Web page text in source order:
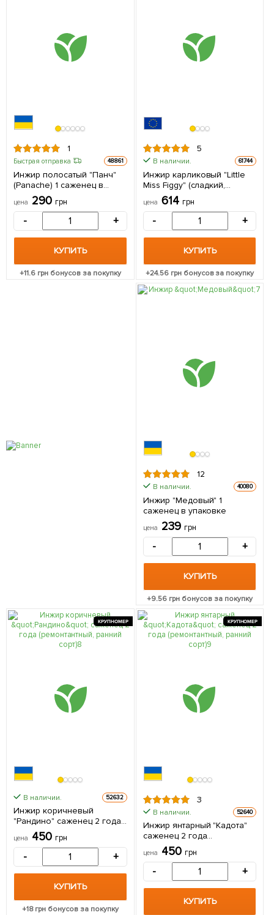
1
Быстрая отправка 48861
Инжир полосатый "Панч"
(Panache) 1 саженец в
упаковке
цена 290 грн
- +
КУПИТЬ
+11.6 грн бонусов за покупку
5
В наличии. 61744
Инжир карликовый "Little
Miss Figgy" (сладкий,
высокоурожайный, ранний
сорт) 1 саженец в упаковке
цена 614 грн
- +
КУПИТЬ
+24.56грн бонусов за покупку
12
В наличии. 40080
Инжир "Медовый" 1
саженец в упаковке
цена 239 грн
- +
КУПИТЬ
+9.56 грн бонусов за покупку
КРУПНОМЕР
В наличии. 52632
Инжир коричневый
"Рандино" саженец 2 года
(ремонтантный, ранний
сорт) 1 саженец в упаковке
цена 450 грн
- +
КУПИТЬ
+18грн бонусов за покупку
КРУПНОМЕР
3
В наличии. 52640
Инжир янтарный "Кадота"
саженец 2 года
(ремонтантный, ранний
сорт) 1 саженец в упаковке
цена 450 грн
- +
КУПИТЬ